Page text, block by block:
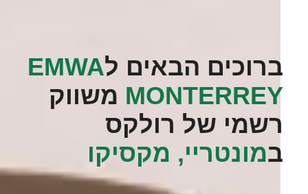
ברוכים הבאים ל‭EMWA
MONTERREY‬ משווק
רשמי של רולקס
במונטריי, מקסיקו